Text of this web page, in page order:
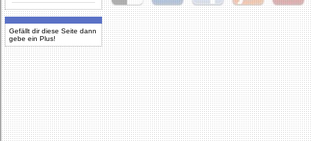
Gefällt dir diese Seite dann
gebe ein Plus!
Delicious Digg Facebook Furl StudiVZ